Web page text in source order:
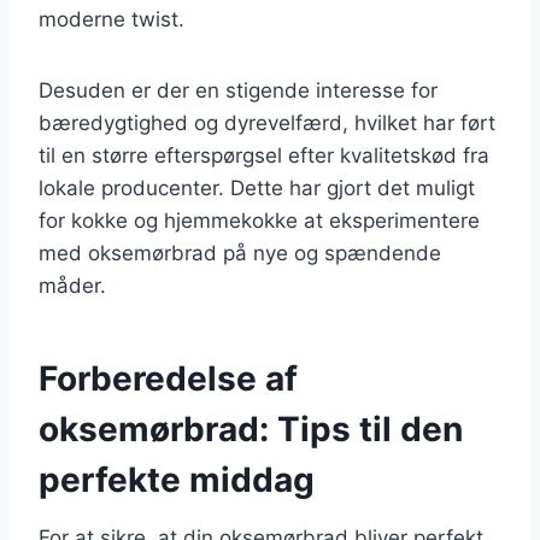
moderne twist.
Desuden er der en stigende interesse for
bæredygtighed og dyrevelfærd, hvilket har ført
til en større efterspørgsel efter kvalitetskød fra
lokale producenter. Dette har gjort det muligt
for kokke og hjemmekokke at eksperimentere
med oksemørbrad på nye og spændende
måder.
Forberedelse af
oksemørbrad: Tips til den
perfekte middag